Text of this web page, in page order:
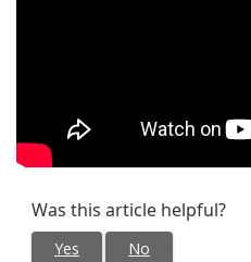
Was this article helpful?
Yes
No